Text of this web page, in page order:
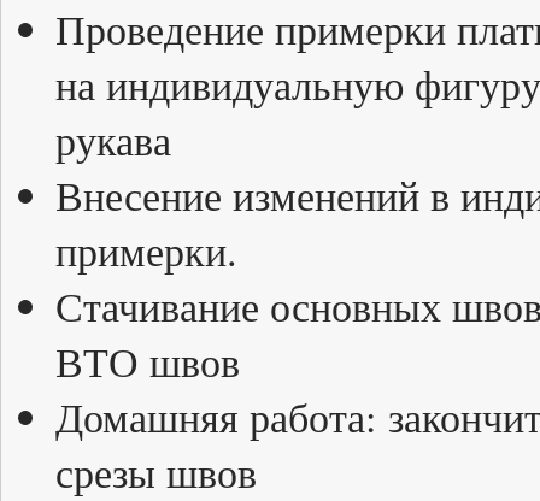
Проведение примерки
на индивидуальную
рукава
Внесение изменений в
примерки.
Стачивание основных
ВТО швов
Домашняя работа:
срезы швов